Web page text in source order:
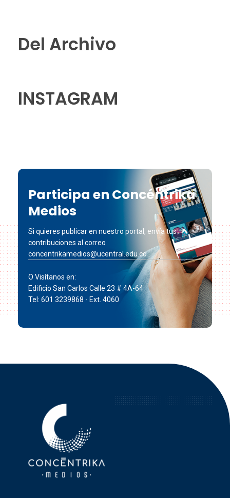
Del Archivo
INSTAGRAM
Participa en Concéntrika
Medios
Si quieres publicar en nuestro portal, envía tus
contribuciones al correo
concentrikamedios@ucentral.edu.co
O Visítanos en:
Edificio San Carlos Calle 23 # 4A-64
Tel: 601 3239868 - Ext. 4060